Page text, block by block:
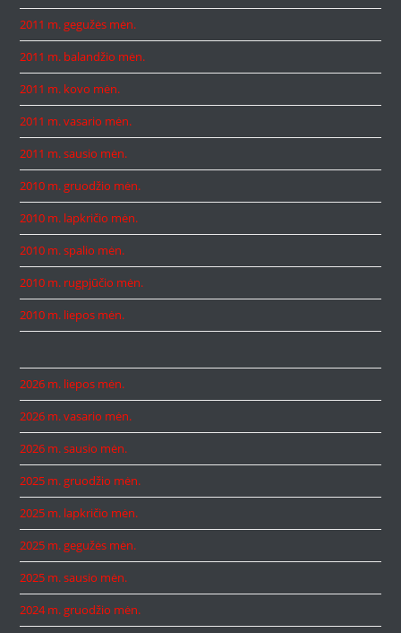
2011 m. gegužės mėn.
2011 m. balandžio mėn.
2011 m. kovo mėn.
2011 m. vasario mėn.
2011 m. sausio mėn.
2010 m. gruodžio mėn.
2010 m. lapkričio mėn.
2010 m. spalio mėn.
2010 m. rugpjūčio mėn.
2010 m. liepos mėn.
2026 m. liepos mėn.
2026 m. vasario mėn.
2026 m. sausio mėn.
2025 m. gruodžio mėn.
2025 m. lapkričio mėn.
2025 m. gegužės mėn.
2025 m. sausio mėn.
2024 m. gruodžio mėn.